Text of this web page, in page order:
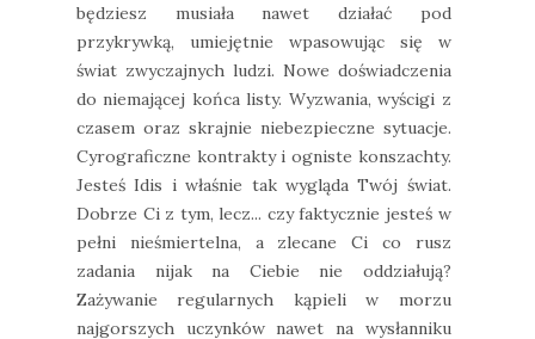
będziesz musiała nawet działać pod
przykrywką, umiejętnie wpasowując się w
świat zwyczajnych ludzi. Nowe doświadczenia
do niemającej końca listy. Wyzwania, wyścigi z
czasem oraz skrajnie niebezpieczne sytuacje.
Cyrograficzne kontrakty i ogniste konszachty.
Jesteś Idis i właśnie tak wygląda Twój świat.
Dobrze Ci z tym, lecz... czy faktycznie jesteś w
pełni nieśmiertelna, a zlecane Ci co rusz
zadania nijak na Ciebie nie oddziałują?
Zażywanie regularnych kąpieli w morzu
najgorszych uczynków nawet na wysłanniku